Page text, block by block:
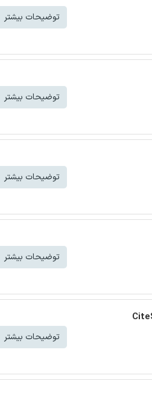
توضیحات بیشتر
توضیحات بیشتر
توضیحات بیشتر
توضیحات بیشتر
توضیحات بیشتر